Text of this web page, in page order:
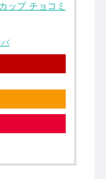
ップ チョコミ
バ